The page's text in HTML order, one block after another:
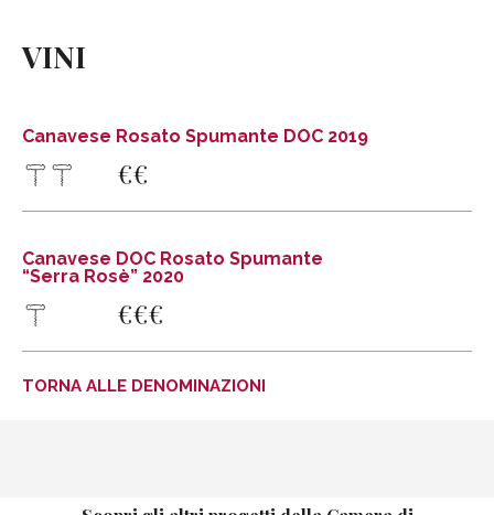
Via Armando Diaz, 69
10014 Caluso (TO)
info@giacometto.com
www.giacometto.com
INDICAZIONI STRADALI
CANTINA DELLA SERRA
Tel . +39 0125 72166
VINI
Canavese Rosato Spumante DOC 2019
€€
Canavese DOC Rosato Spumante
“Serra Rosè” 2020
€€€
TORNA ALLE DENOMINAZIONI